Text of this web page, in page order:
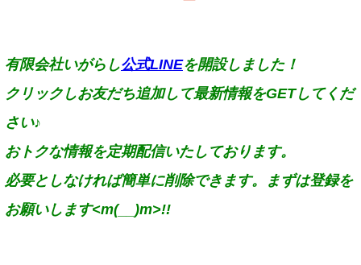
有限会社いがらし公式LINEを開設しました！
クリックしお友だち追加して最新情報をGETしてくだ
さい♪
おトクな情報を定期配信いたしております。
必要としなければ簡単に削除できます。まずは登録を
お願いします<m(__)m>!!